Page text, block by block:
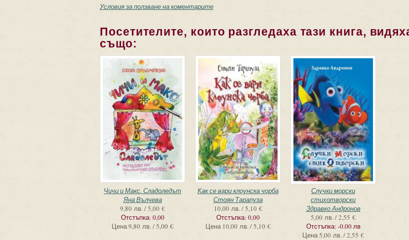
Условия за ползване на коментарите
Посетителите, които разгледаха тази книга,
също:
Чичи и Макс. Сладоледът
Яна Вълчева
9,80 лв. / 5,00 €
Отстъпка: 0,00
Цена9,80 лв. / 5,00 €
Как се вари клоунска чорба
Стоян Тарапуза
10,00 лв. / 5,10 €
Отстъпка: 0,00
Цена 10,00 лв. / 5,10 €
Случки морски
стихотворски
Здравко Андронов
5,00 лв. / 2,55 €
Отстъпка: -0.00 лв
Цена5,00 лв. / 2,55 €